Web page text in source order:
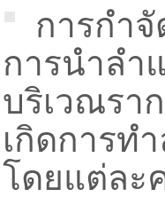
การกำ
การนำลำ
บริเวณรา
เกิดการท
โดยแต่ละ